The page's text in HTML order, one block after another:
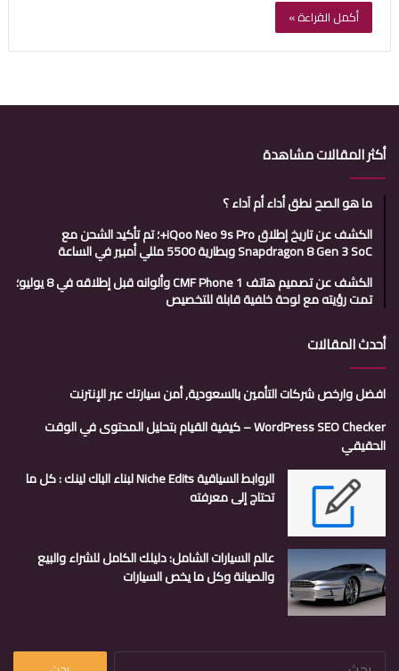
أكمل القراءة »
أكثر المقالات مشاهدة
ما هو الصح نطق أداء أم آداء ؟
الكشف عن تاريخ إطلاق iQoo Neo 9s Pro+؛ تم تأكيد الشحن مع
Snapdragon 8 Gen 3 SoC وبطارية 5500 مللي أمبير في الساعة
الكشف عن تصميم هاتف CMF Phone 1 وألوانه قبل إطلاقه في 8 يوليو؛
تمت رؤيته مع لوحة خلفية قابلة للتخصيص
أحدث المقالات
افضل وارخص شركات التأمين بالسعودية, أمن سيارتك عبر الإنترنت
WordPress SEO Checker – كيفية القيام بتحليل المحتوى في الوقت
الحقيقي
الروابط السياقية Niche Edits لبناء الباك لينك : كل ما
تحتاج إلى معرفته
عالم السيارات الشامل: دليلك الكامل للشراء والبيع
والصيانة وكل ما يخص السيارات
البحث